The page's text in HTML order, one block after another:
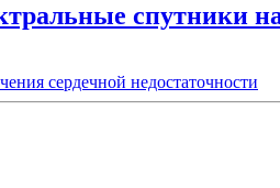
спутники
сердечной недостаточности